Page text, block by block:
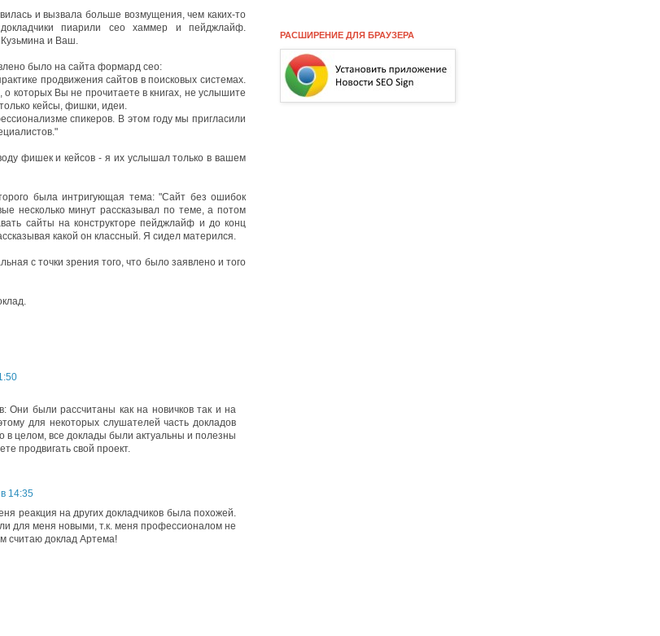
и вызвала больше возмущения, чем каких-то
пиарили сео хаммер и пейджлайф.
и Ваш.
было на сайта формард сео:
продвижения сайтов в поисковых системах.
которых Вы не прочитаете в книгах, не услышите
кейсы, фишки, идеи.
спикеров. В этом году мы пригласили
фишек и кейсов - я их услышал только в вашем
была интригующая тема: "Сайт без ошибок
несколько минут рассказывал по теме, а потом
сайты на конструкторе пейджлайф и до конц
какой он классный. Я сидел матерился.
с точки зрения того, что было заявлено и того
Они были рассчитаны как на новичков так и на
для некоторых слушателей часть докладов
целом, все доклады были актуальны и полезны
продвигать свой проект.
14:35
реакция на других докладчиков была похожей.
для меня новыми, т.к. меня профессионалом не
считаю доклад Артема!
РАСШИРЕНИЕ ДЛЯ БРАУЗЕРА